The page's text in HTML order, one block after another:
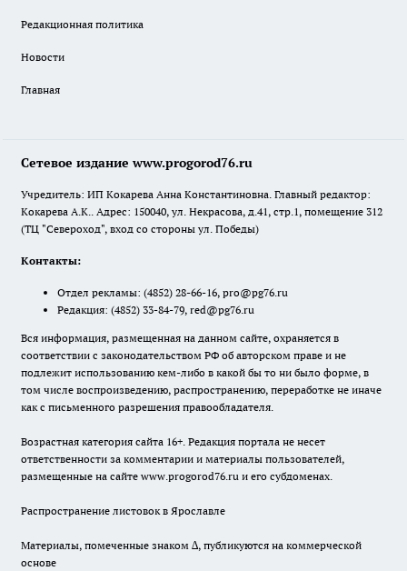
Редакционная политика
Новости
Главная
Сетевое издание www.progorod76.ru
Учредитель: ИП Кокарева Анна Константиновна. Главный редактор:
Кокарева А.К.. Адрес: 150040, ул. Некрасова, д.41, стр.1, помещение 312
(ТЦ "Североход", вход со стороны ул. Победы)
Контакты:
Отдел рекламы: (4852) 28-66-16, pro@pg76.ru
Редакция: (4852) 33-84-79, red@pg76.ru
Вся информация, размещенная на данном сайте, охраняется в
соответствии с законодательством РФ об авторском праве и не
подлежит использованию кем-либо в какой бы то ни было форме, в
том числе воспроизведению, распространению, переработке не иначе
как с письменного разрешения правообладателя.
Возрастная категория сайта 16+. Редакция портала не несет
ответственности за комментарии и материалы пользователей,
размещенные на сайте www.progorod76.ru и его субдоменах.
Распространение листовок в Ярославле
Материалы, помеченные знаком ∆, публикуются на коммерческой
основе